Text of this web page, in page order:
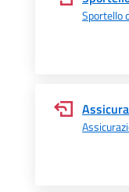
Sportello